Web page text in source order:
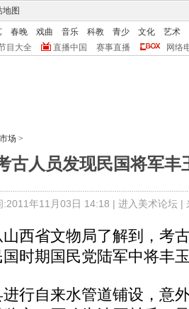
地图
春晚 戏曲 音乐 科教 青少 文化
艺术
目大全 直播中国 赛事直播 网络
场 >
古人员发现民国将军丰
:2011年11月03日 14:18 | 进入美术论坛|
省文物局了解到，考
时期国民党陆军中将丰
自来水管道铺设，意